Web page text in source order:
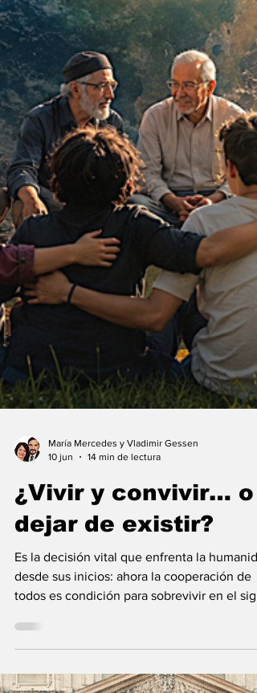
María Mercedes y Vladimir Gessen
10 jun
14 min de lectura
¿Vivir y convivir… o
Es la decisión vital que enfrenta la